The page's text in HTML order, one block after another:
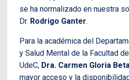
se ha normalizado en nuestra
Dr. Rodrigo Ganter.
Para la académica del
y Salud Mental de la Facultad
UdeC, Dra. Carmen Gloria
mayor acceso y la